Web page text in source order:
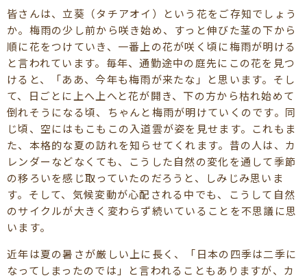
皆さんは、立葵（タチアオイ）という花をご存知でしょう
か。梅雨の少し前から咲き始め、すっと伸びた茎の下から
順に花をつけていき、一番上の花が咲く頃に梅雨が明ける
と言われています。毎年、通勤途中の庭先にこの花を見つ
けると、「ああ、今年も梅雨が来たな」と思います。そし
て、日ごとに上へ上へと花が開き、下の方から枯れ始めて
倒れそうになる頃、ちゃんと梅雨が明けていくのです。同
じ頃、空にはもこもこの入道雲が姿を見せます。これもま
た、本格的な夏の訪れを知らせてくれます。昔の人は、カ
レンダーなどなくても、こうした自然の変化を通して季節
の移ろいを感じ取っていたのだろうと、しみじみ思いま
す。そして、気候変動が心配される中でも、こうして自然
のサイクルが大きく変わらず続いていることを不思議に思
います。
近年は夏の暑さが厳しい上に長く、「日本の四季は二季に
なってしまったのでは」と言われることもありますが、カ